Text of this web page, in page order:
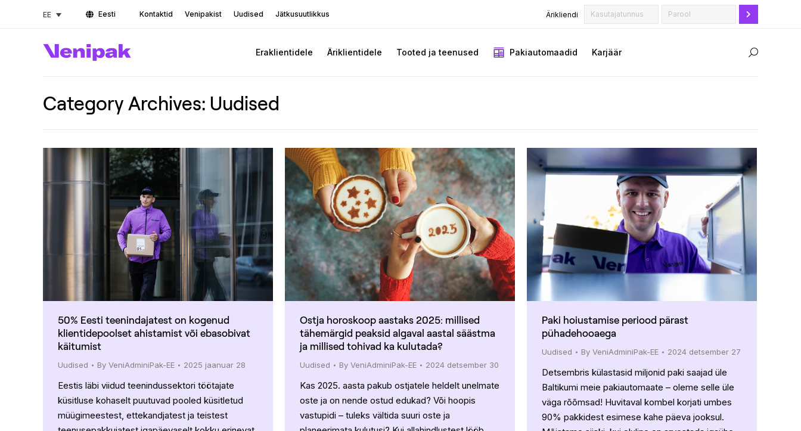
EE Eesti Kontaktid Venipakist Uudised Jätkusuutlikkus Ärikliendi
Eraklientidele Äriklientidele Tooted ja teenused Pakiautomaadid Karjäär Search:
Category Archives: Uudised
50% Eesti teenindajatest on kogenud
klientidepoolset ahistamist või ebasobivat
käitumist
Uudised By VeniAdminiPak-EE 2025 jaanuar 28
Eestis läbi viidud teenindussektori töötajate
küsitluse kohaselt puutuvad pooled küsitletud
müügimeestest, ettekandjatest ja teistest
Ostja horoskoop aastaks 2025: millised
tähemärgid peaksid algaval aastal säästma
ja millised tohivad ka kulutada?
Uudised By VeniAdminiPak-EE 2024 detsember 30
Kas 2025. aasta pakub ostjatele heldelt unelmate
oste ja on nende ostud edukad? Või hoopis
vastupidi – tuleks vältida suuri oste ja
Paki hoiustamise periood pärast
pühadehooaega
Uudised By VeniAdminiPak-EE 2024 detsember 27
Detsembris külastasid miljonid paki saajad üle
Baltikumi meie pakiautomaate – oleme selle üle
väga rõõmsad! Huvitaval kombel korjati umbes
90% pakkidest esimese kahe päeva jooksul.